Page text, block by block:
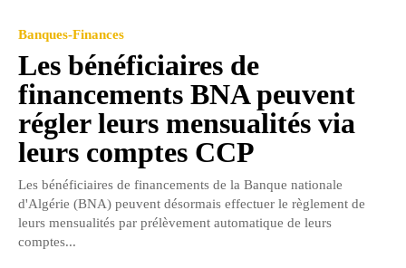
Banques-Finances
Les bénéficiaires de
financements BNA peuvent
régler leurs mensualités via
leurs comptes CCP
Les bénéficiaires de financements de la Banque nationale
d'Algérie (BNA) peuvent désormais effectuer le règlement de
leurs mensualités par prélèvement automatique de leurs
comptes...